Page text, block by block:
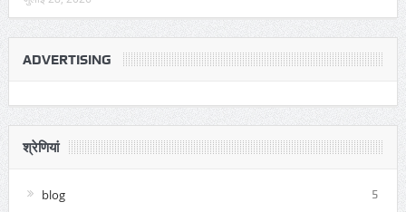
ADVERTISING
श्रेणियां
blog 5